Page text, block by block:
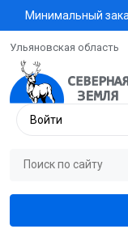
Минимальный
Ульяновская область
Войти